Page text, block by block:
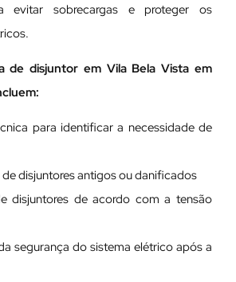
evitar sobrecargas e proteger os
de disjuntor em Vila Bela Vista em
para identificar a necessidade de
disjuntores antigos ou danificados
disjuntores de acordo com a tensão
segurança do sistema elétrico após a